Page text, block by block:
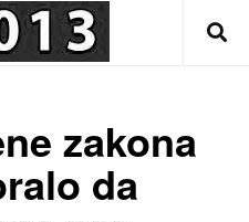
zakona
da